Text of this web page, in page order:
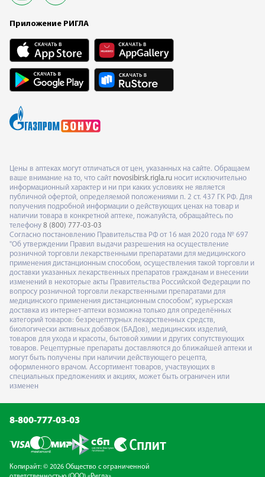
Приложение РИГЛА
Цены в аптеках могут отличаться от цен, указанных на сайте. Обращаем
ваше внимание на то, что сайт novosibirsk.rigla.ru носит исключительно
информационный характер и ни при каких условиях не является
публичной офертой, определяемой положениями п. 2 ст. 437 ГК РФ. Для
получения подробной информации о действующих ценах на товар и
наличии товара в конкретной аптеке, пожалуйста, обращайтесь по
телефону 8 (800) 777-03-03
Согласно постановлению Правительства РФ от 16 мая 2020 года № 697
"Об утверждении Правил выдачи разрешения на осуществление
розничной торговли лекарственными препаратами для медицинского
применения дистанционным способом, осуществления такой торговли и
доставки указанных лекарственных препаратов гражданам и внесении
изменений в некоторые акты Правительства Российской Федерации по
вопросу розничной торговли лекарственными препаратами для
медицинского применения дистанционным способом", курьерская
доставка из интернет-аптеки возможна только для определённых
категорий товаров: безрецептурных лекарственных средств,
биологически активных добавок (БАДов), медицинских изделий,
товаров для ухода и красоты, бытовой химии и других сопутствующих
товаров. Рецептурные препараты доставляются до ближайшей аптеки и
могут быть получены при наличии действующего рецепта,
оформленного врачом. Ассортимент товаров, участвующих в
специальных предложениях и акциях, может быть ограничен или
изменен
8-800-777-03-03
Копирайт: © 2026 Общество с ограниченной